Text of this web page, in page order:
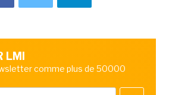
LMI
comme plus de 50000